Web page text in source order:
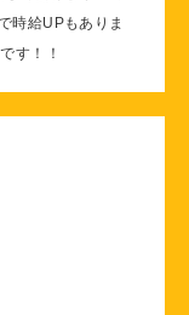
時給UPもありま
す！！